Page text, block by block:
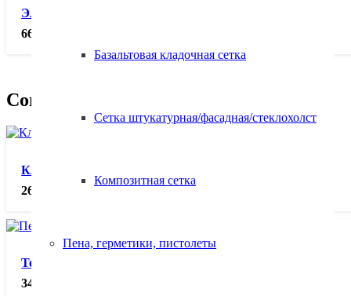
Базальтовая кладочная сетка
Сетка штукатурная/фасадная/стеклохолст
Композитная сетка
Пена, герметики, пистолеты
Электрододержатель ЭД-30-2-I, шт.
660.00
Сопутствующие товары
Клемма заземления КЗ 50-1, шт.
260.00
Термопенал ПТ-5 (RD-3), шт.
3450.00